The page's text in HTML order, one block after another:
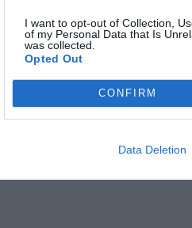
I want to opt-out of Collection,
of my Personal Data that Is
was collected.
Opted Out
CONFIRM
Data Deletion